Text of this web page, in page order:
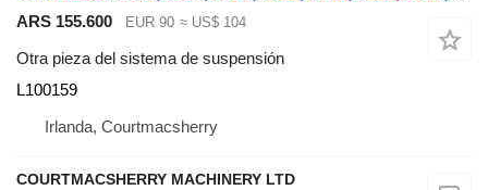
ARS 155.600 EUR 90 ≈ US$ 104
Otra pieza del sistema de suspensión
L100159
Irlanda, Courtmacsherry
COURTMACSHERRY MACHINERY LTD